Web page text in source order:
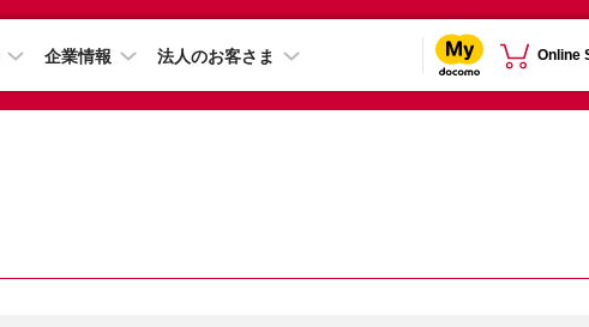
企業情報 法人のお客さま Online